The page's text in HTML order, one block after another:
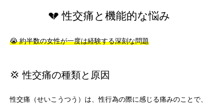
💔 性交痛と機能的な悩み
😭 約半数の女性が一度は経験する深刻な問題
💢 性交痛の種類と原因
性交痛（せいこうつう）は、性行為の際に感じる痛みのことで、